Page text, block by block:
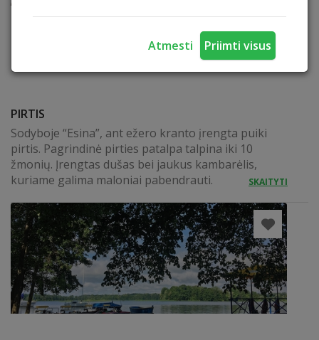
Atmesti Priimti visus
PIRTIS
Sodyboje “Esina”, ant ežero kranto įrengta puiki
pirtis. Pagrindinė pirties patalpa talpina iki 10
žmonių. Įrengtas dušas bei jaukus kambarėlis,
kuriame galima maloniai pabendrauti.
SKAITYTI